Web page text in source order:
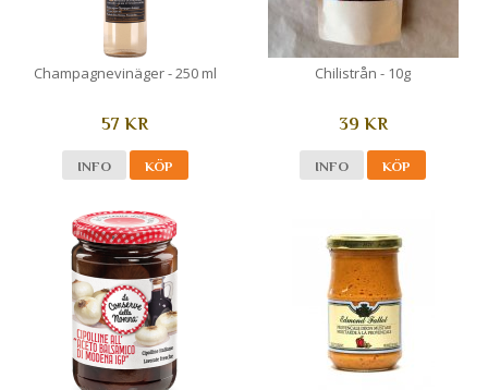
Champagnevinäger - 250 ml
57 KR
INFO KÖP
Chilistrån - 10g
39 KR
INFO KÖP